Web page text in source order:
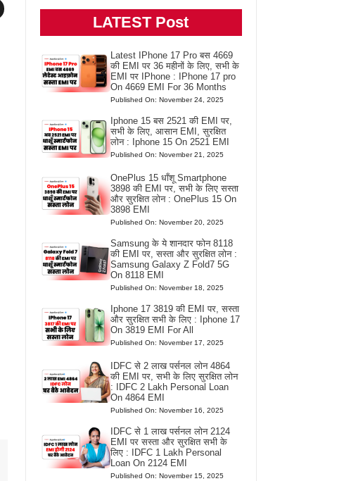
LATEST Post
Latest IPhone 17 Pro बस 4669
की EMI पर 36 महीनों के लिए, सभी के
EMI पर IPhone : IPhone 17 pro
On 4669 EMI For 36 Months
Published On: November 24, 2025
Iphone 15 बस 2521 की EMI पर,
सभी के लिए, आसान EMI, सुरक्षित
लोन : Iphone 15 On 2521 EMI
Published On: November 21, 2025
OnePlus 15 धाँशू Smartphone
3898 की EMI पर, सभी के लिए सस्ता
और सुरक्षित लोन : OnePlus 15 On
3898 EMI
Published On: November 20, 2025
Samsung के ये शानदार फोन 8118
की EMI पर, सस्ता और सुरक्षित लोन :
Samsung Galaxy Z Fold7 5G
On 8118 EMI
Published On: November 18, 2025
Iphone 17 3819 की EMI पर, सस्ता
और सुरक्षित सभी के लिए : Iphone 17
On 3819 EMI For All
Published On: November 17, 2025
IDFC से 2 लाख पर्सनल लोन 4864
की EMI पर, सभी के लिए सुरक्षित लोन
: IDFC 2 Lakh Personal Loan
On 4864 EMI
Published On: November 16, 2025
IDFC से 1 लाख पर्सनल लोन 2124
EMI पर सस्ता और सुरक्षित सभी के
लिए : IDFC 1 Lakh Personal
Loan On 2124 EMI
Published On: November 15, 2025